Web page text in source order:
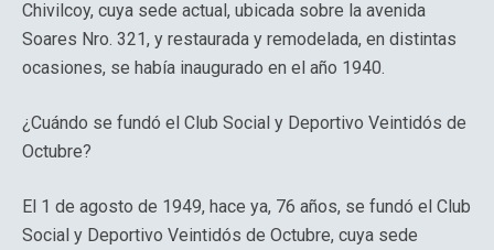
Chivilcoy, cuya sede actual, ubicada sobre la avenida
Soares Nro. 321, y restaurada y remodelada, en distintas
ocasiones, se había inaugurado en el año 1940.
¿Cuándo se fundó el Club Social y Deportivo Veintidós de
Octubre?
El 1 de agosto de 1949, hace ya, 76 años, se fundó el Club
Social y Deportivo Veintidós de Octubre, cuya sede